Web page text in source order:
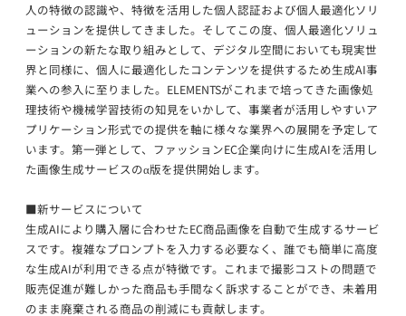
人の特徴の認識や、特徴を活用した個人認証および個人最適化ソリ
ューションを提供してきました。そしてこの度、個人最適化ソリュ
ーションの新たな取り組みとして、デジタル空間においても現実世
界と同様に、個人に最適化したコンテンツを提供するため生成AI事
業への参入に至りました。ELEMENTSがこれまで培ってきた画像処
理技術や機械学習技術の知見をいかして、事業者が活用しやすいア
プリケーション形式での提供を軸に様々な業界への展開を予定して
います。第一弾として、ファッションEC企業向けに生成AIを活用し
た画像生成サービスのα版を提供開始します。
■新サービスについて
生成AIにより購入層に合わせたEC商品画像を自動で生成するサービ
スです。複雑なプロンプトを入力する必要なく、誰でも簡単に高度
な生成AIが利用できる点が特徴です。これまで撮影コストの問題で
販売促進が難しかった商品も手間なく訴求することができ、未着用
のまま廃棄される商品の削減にも貢献します。